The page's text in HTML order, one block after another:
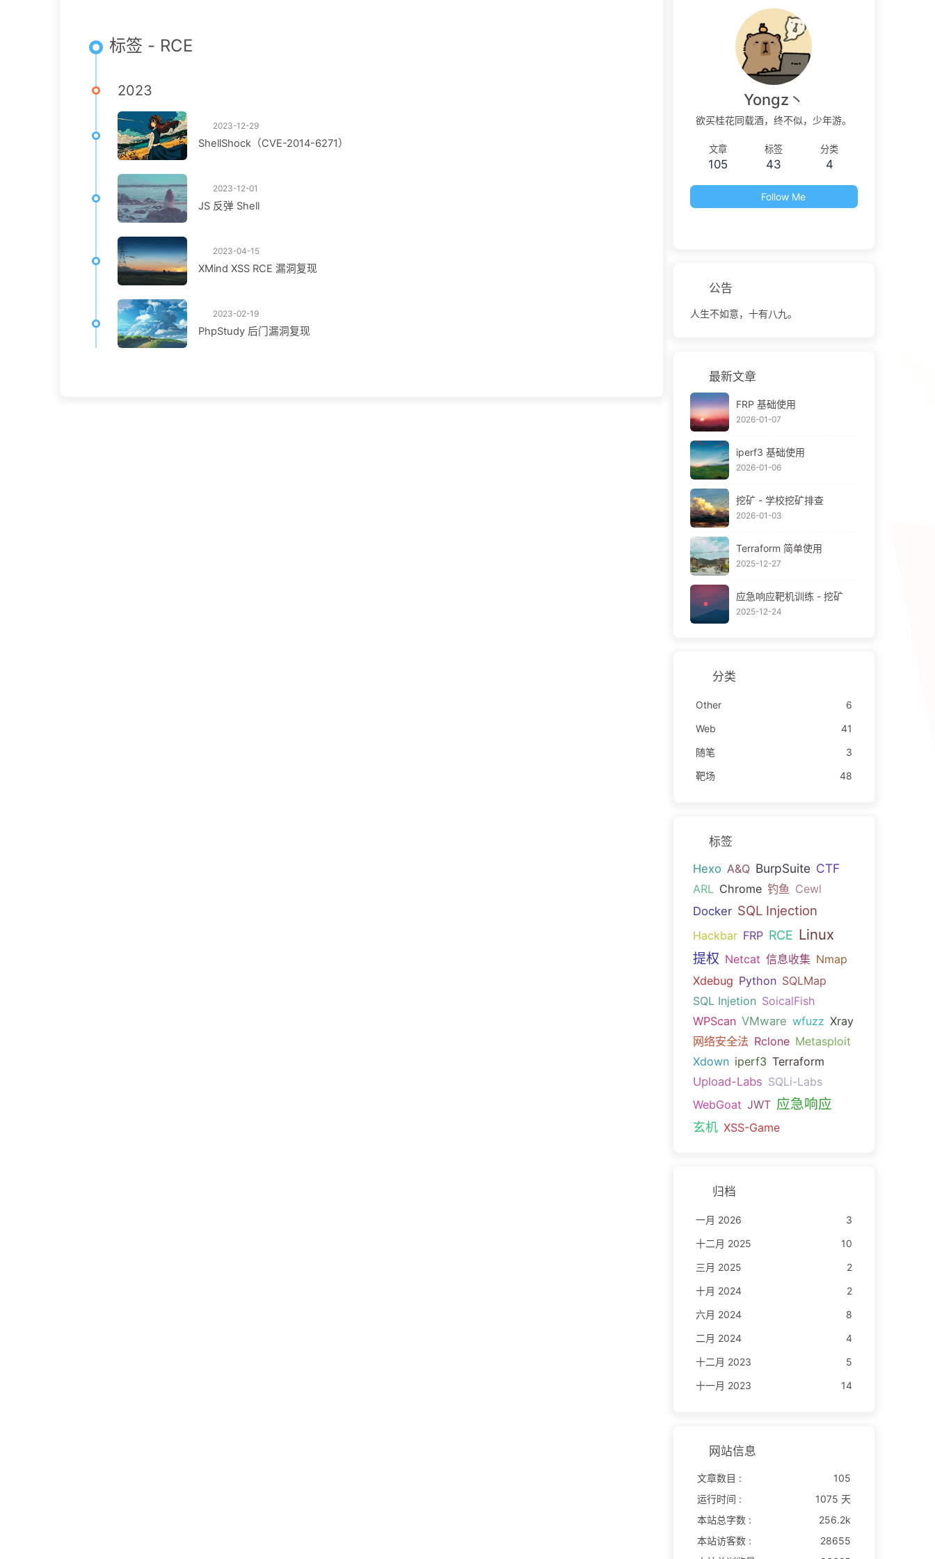
标签 - RCE
2023
2023-12-29
ShellShock（CVE-2014-6271）
2023-12-01
JS 反弹 Shell
2023-04-15
XMind XSS RCE 漏洞复现
2023-02-19
PhpStudy 后门漏洞复现
Yongz丶
欲买桂花同载酒，终不似，少年游。
文章
105
标签
43
分类
4
Follow Me
公告
人生不如意，十有八九。
最新文章
FRP 基础使用
2026-01-07
iperf3 基础使用
2026-01-06
挖矿 - 学校挖矿排查
2026-01-03
Terraform 简单使用
2025-12-27
应急响应靶机训练 - 挖矿
2025-12-24
分类
Other
6
Web
41
随笔
3
靶场
48
标签
Hexo A&Q BurpSuite CTF
ARL Chrome 钓鱼 Cewl
Docker SQL Injection
Hackbar FRP RCE Linux
提权 Netcat 信息收集 Nmap
Xdebug Python SQLMap
SQL Injetion SoicalFish
WPScan VMware wfuzz Xray
网络安全法 Rclone Metasploit
Xdown iperf3 Terraform
Upload-Labs SQLi-Labs
WebGoat JWT 应急响应
玄机 XSS-Game
归档
一月 2026
3
十二月 2025
10
三月 2025
2
十月 2024
2
六月 2024
8
二月 2024
4
十二月 2023
5
十一月 2023
14
网站信息
文章数目 :
105
运行时间 :
1075 天
本站总字数 :
256.2k
本站访客数 :
28655